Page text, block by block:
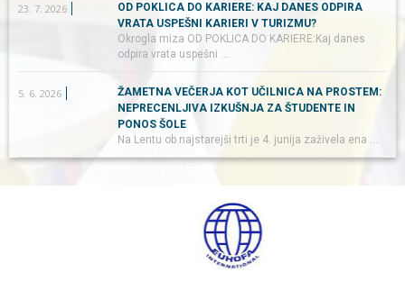
OD POKLICA DO KARIERE: KAJ DANES ODPIRA
VRATA USPEŠNI KARIERI V TURIZMU?
23. 7. 2026
Okrogla miza OD POKLICA DO KARIERE:Kaj danes
odpira vrata uspešni …
ŽAMETNA VEČERJA KOT UČILNICA NA PROSTEM:
NEPRECENLJIVA IZKUŠNJA ZA ŠTUDENTE IN
PONOS ŠOLE
5. 6. 2026
Na Lentu ob najstarejši trti je 4. junija zaživela ena …